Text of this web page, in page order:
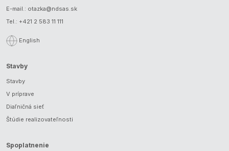
E-mail.: otazka@ndsas.sk
Tel.: +421 2 583 11 111
English
Stavby
Stavby
V príprave
Diaľničná sieť
Štúdie realizovateľnosti
Spoplatnenie